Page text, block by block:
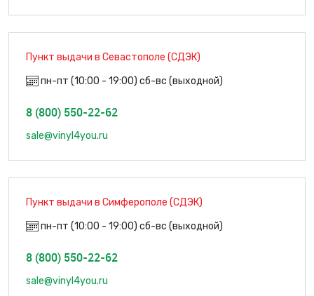
Пункт выдачи в Севастополе (СДЭК)
пн-пт (10:00 - 19:00) сб-вс (выходной)
8 (800) 550-22-62
sale@vinyl4you.ru
Пункт выдачи в Симферополе (СДЭК)
пн-пт (10:00 - 19:00) сб-вс (выходной)
8 (800) 550-22-62
sale@vinyl4you.ru